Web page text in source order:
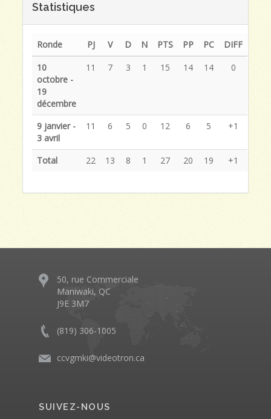
Statistiques
Ronde PJ V D N PTS PP PC
DIFF
10
octobre -
19
décembre
11 7 3 1 15 14 14 0
9 janvier -
3 avril
11 6 5 0 12 6 5 +1
Total 22 13 8 1 27 20 19 +1
50, rue Commerciale
Maniwaki, QC
J9E 3M7
(819) 306-1005
ccvgmki@videotron.ca
SUIVEZ-NOUS